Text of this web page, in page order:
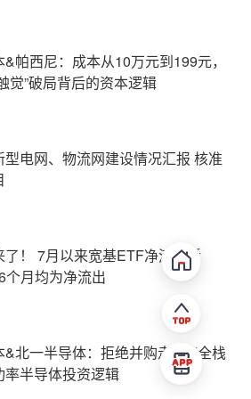
帕西尼：成本从10万元到199元，
觉”破局背后的资本逻辑
型电网、物流网建设情况汇报 核准
了！ 7月以来宽基ETF净流入近
个月均为净流出
&北一半导体：拒绝并购走IDM全栈
率半导体投资逻辑